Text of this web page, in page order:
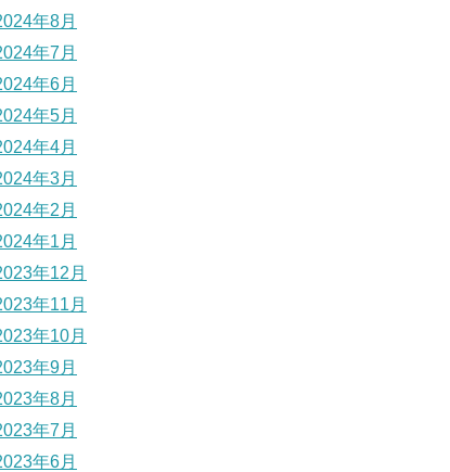
年8月
年7月
年6月
年5月
年4月
年3月
年2月
年1月
年12月
年11月
年10月
年9月
年8月
年7月
年6月